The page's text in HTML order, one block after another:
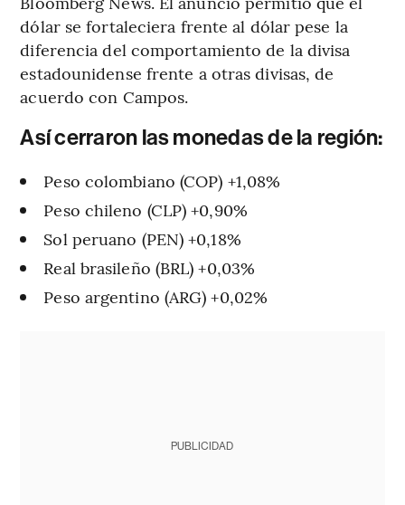
dólar se fortaleciera frente al dólar pese la
diferencia del comportamiento de la divisa
estadounidense frente a otras divisas, de
acuerdo con Campos.
Así cerraron las monedas de la región:
Peso colombiano (COP) +1,08%
Peso chileno (CLP) +0,90%
Sol peruano (PEN) +0,18%
Real brasileño (BRL) +0,03%
Peso argentino (ARG) +0,02%
PUBLICIDAD